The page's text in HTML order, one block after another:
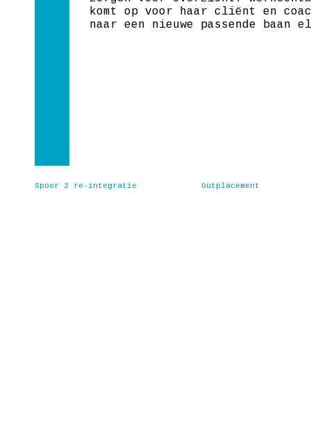
komt op voor haar cliënt en
naar een nieuwe passende baan
Spoor 2 re-integratie Outplacement